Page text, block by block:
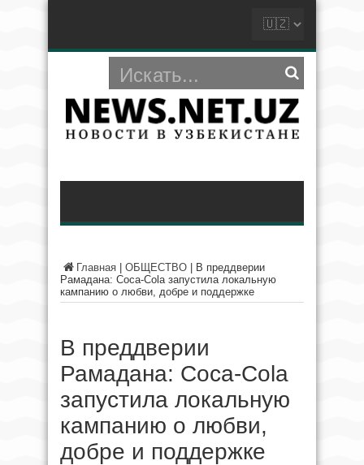
Главная ОБЩЕСТВО
В преддверии
Рамадана: Coca‑Cola запустила локальную
кампанию о любви, добре и поддержке
В преддверии
Рамадана: Coca‑Cola
запустила локальную
кампанию о любви,
добре и поддержке